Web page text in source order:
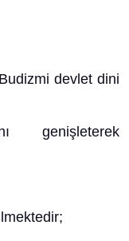
devlet dini
genişleterek